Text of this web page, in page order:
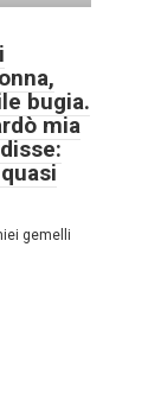
bugia.
mia
gemelli